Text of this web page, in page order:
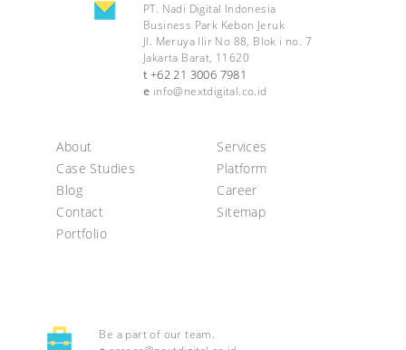
PT. Nadi Digital Indonesia
Business Park Kebon Jeruk
Jl. Meruya Ilir No 88, Blok i no. 7
Jakarta Barat, 11620
t +62 21 3006 7981
e info@nextdigital.co.id
About
Case Studies
Blog
Contact
Portfolio
Services
Platform
Career
Sitemap
Be a part of our team.